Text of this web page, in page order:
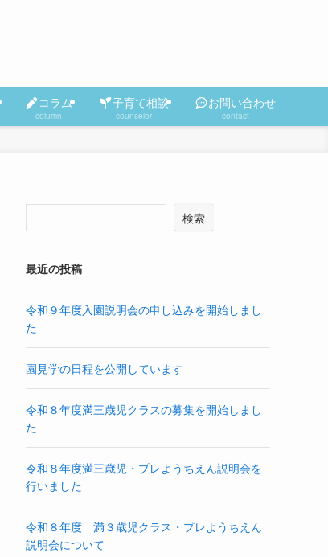
コラム
column
子育て相談
counselor
お問い合わせ
contact
検索
最近の投稿
令和９年度入園説明会の申し込みを開始しまし
た
園見学の日程を公開しています
令和８年度満三歳児クラスの募集を開始しまし
た
令和８年度満三歳児・プレようちえん説明会を
行いました
令和８年度 満３歳児クラス・プレようちえん
説明会について